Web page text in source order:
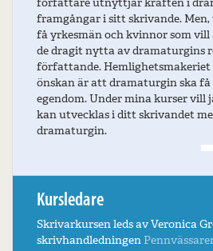
framgångar i sitt skrivande.
få yrkesmän och kvinnor som
de dragit nytta av dramaturgins
författande.
önskan är att dramaturgin ska få
egendom. Under mina kurser vill
kan utvecklas i ditt skrivandet
dramaturgin.
Kursledare
Skrivarkursen leds av Veronica
skrivhandledningen